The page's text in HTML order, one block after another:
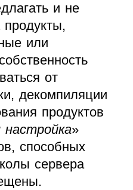
и не
продукты,
или
от
декомпиляции
продуктов
»
способных
сервера